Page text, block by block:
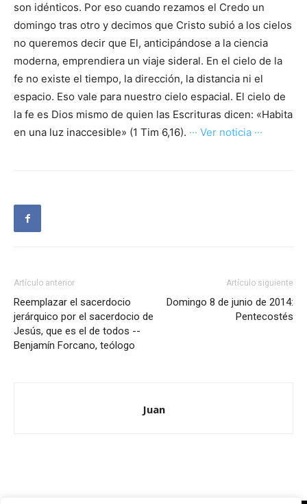
son idénticos. Por eso cuando rezamos el Credo un
domingo tras otro y decimos que Cristo subió a los cielos
no queremos decir que El, anticipándose a la ciencia
moderna, emprendiera un viaje sideral. En el cielo de la
fe no existe el tiempo, la dirección, la distancia ni el
espacio. Eso vale para nuestro cielo espacial. El cielo de
la fe es Dios mismo de quien las Escrituras dicen: «Habita
en una luz inaccesible» (1 Tim 6,16). ··· Ver noticia ···
Artículo anterior
Reemplazar el sacerdocio
jerárquico por el sacerdocio de
Jesús, que es el de todos --
Benjamín Forcano, teólogo
Artículo siguiente
Domingo 8 de junio de 2014:
Pentecostés
Juan